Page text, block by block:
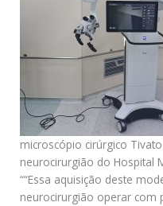
microscópio cirúrgico
neurocirurgião do Hospital
““Essa aquisição deste
neurocirurgião operar com